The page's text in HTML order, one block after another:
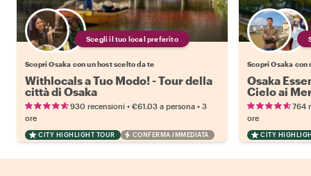
Scegli il tuo local preferito
Scopri Osaka con un host scelto da te
Withlocals a Tuo Modo! - Tour della
città di Osaka
930 recensioni • €61.03 a persona • 3
ore
CITY HIGHLIGHT TOUR CONFERMA IMMEDIATA
Scopri Osaka con
Osaka
Cielo ai
Tour
764
ore
CITY